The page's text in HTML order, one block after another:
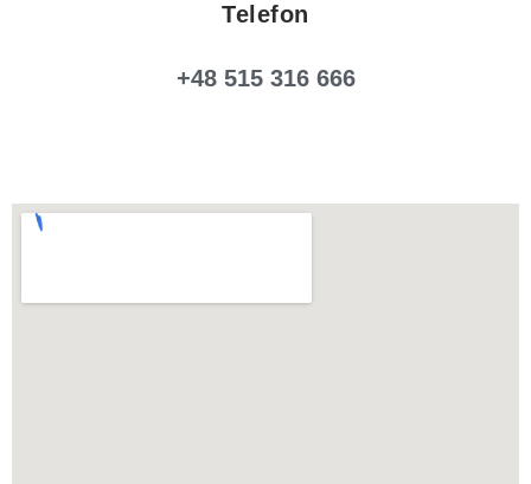
Telefon
+48 515 316 666